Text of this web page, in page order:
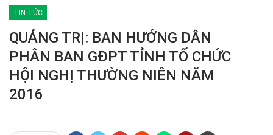
TIN TỨC
QUẢNG TRỊ: BAN HƯỚNG DẪN
PHÂN BAN GĐPT TỈNH TỔ CHỨC
HỘI NGHỊ THƯỜNG NIÊN NĂM
2016